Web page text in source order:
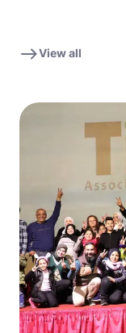
View all